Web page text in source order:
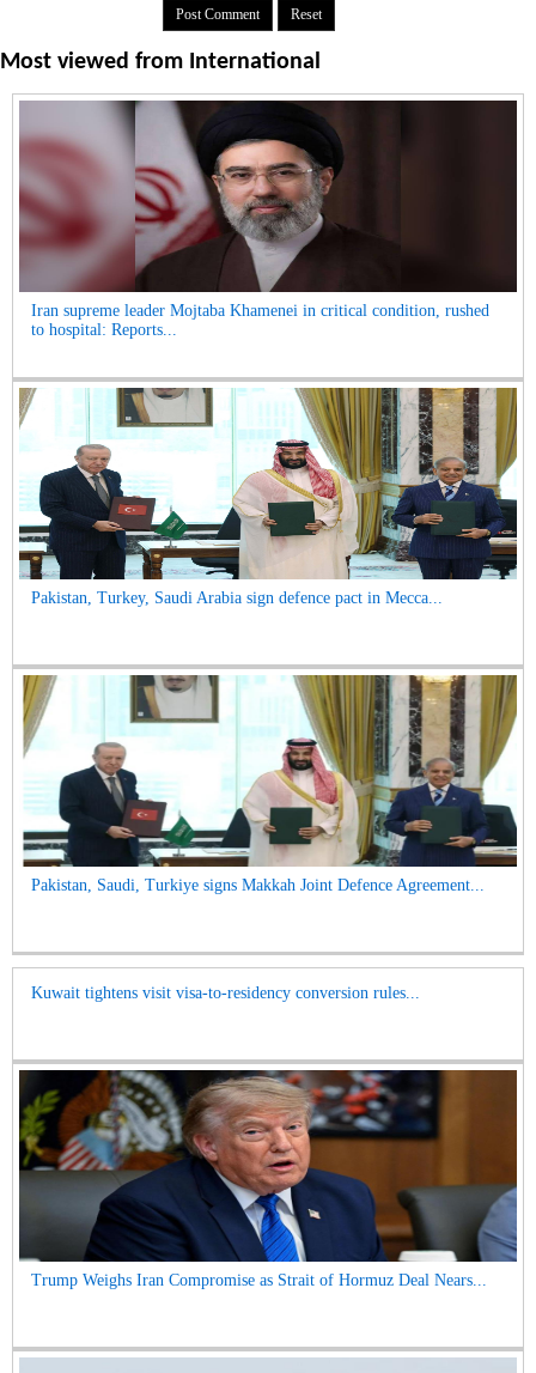
Most viewed from International
Iran supreme leader Mojtaba Khamenei in critical condition, rushed
to hospital: Reports...
Pakistan, Turkey, Saudi Arabia sign defence pact in Mecca...
Pakistan, Saudi, Turkiye signs Makkah Joint Defence Agreement...
Kuwait tightens visit visa-to-residency conversion rules...
Trump Weighs Iran Compromise as Strait of Hormuz Deal Nears...